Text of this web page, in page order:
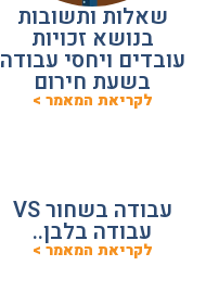
שאלות ותשובות
בנושא זכויות
עובדים ויחסי עבודה
בשעת חירום
לקריאת המאמר >
עבודה בשחור VS
עבודה בלבן..
לקריאת המאמר >